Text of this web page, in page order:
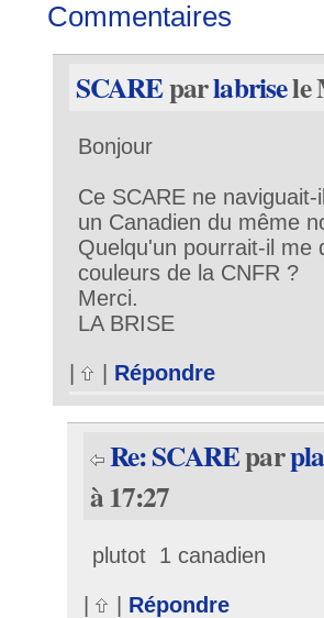
Commentaires
SCAREparlabrisele
Bonjour
Ce SCARE ne
un Canadien du même
Quelqu'un pourrait-il me
couleurs de la CNFR ?
Merci.
LA BRISE
Répondre
Re: SCAREpar
à 17:27
plutot 1 canadien
| | Répondre